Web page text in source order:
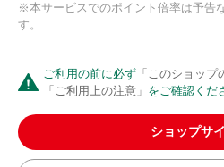
※本サービスでのポイント倍率は予告
す。
ご利用の前に必ず 「このショップ
「ご利用上の注意」 をご確認くだ
ショップサ